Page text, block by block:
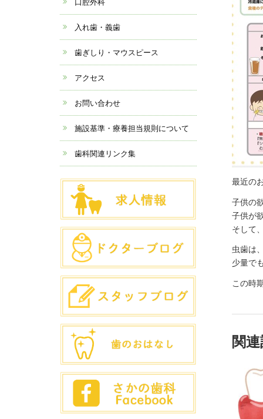
最近の
子供の
子供が
そして
虫歯は
少量で
この時
関
入れ歯・義歯
歯ぎしり・マウスピース
アクセス
お問い合わせ
施設基準・療養担当規則について
歯科関連リンク集